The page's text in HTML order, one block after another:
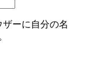
ーに自分の名